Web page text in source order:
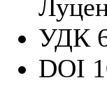
УДК
DOI